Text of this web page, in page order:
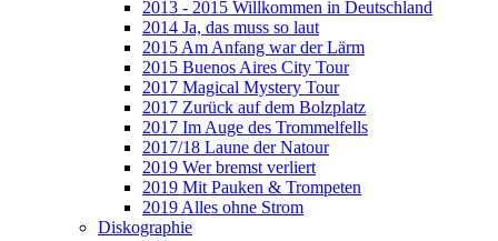
2013 - 2015 Willkommen in Deutschland
2014 Ja, das muss so laut
2015 Am Anfang war der Lärm
2015 Buenos Aires City Tour
2017 Magical Mystery Tour
2017 Zurück auf dem Bolzplatz
2017 Im Auge des Trommelfells
2017/18 Laune der Natour
2019 Wer bremst verliert
2019 Mit Pauken & Trompeten
2019 Alles ohne Strom
Diskographie